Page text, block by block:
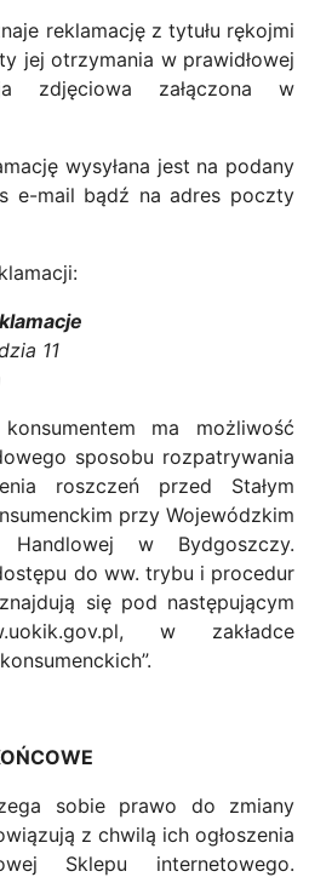
reklamację z tytułu rękojmi
jej otrzymania w prawidłowej
zdjęciowa załączona w
wysyłana jest na podany
e-mail bądź na adres poczty
11
ma możliwość
sposobu rozpatrywania
roszczeń przed Stałym
przy Wojewódzkim
Handlowej w Bydgoszczy.
do ww. trybu i procedur
się pod następującym
w zakładce
sobie prawo do zmiany
z chwilą ich ogłoszenia
Sklepu internetowego.